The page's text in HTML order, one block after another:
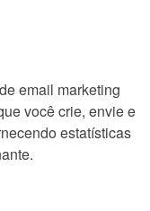
email marketing
você crie, envie e
estatísticas